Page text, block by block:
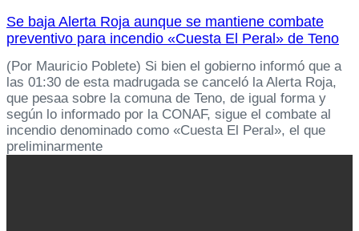
Se baja Alerta Roja aunque se mantiene combate
preventivo para incendio «Cuesta El Peral» de Teno
(Por Mauricio Poblete) Si bien el gobierno informó que a
las 01:30 de esta madrugada se canceló la Alerta Roja,
que pesaa sobre la comuna de Teno, de igual forma y
según lo informado por la CONAF, sigue el combate al
incendio denominado como «Cuesta El Peral», el que
preliminarmente